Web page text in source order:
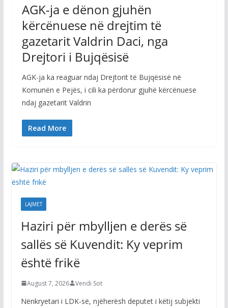
AGK-ja e dënon gjuhën
kërcënuese në drejtim të
gazetarit Valdrin Daci, nga
Drejtori i Bujqësisë
AGK-ja ka reaguar ndaj Drejtorit të Bujqësisë në
Komunën e Pejës, i cili ka përdorur gjuhë kërcënuese
ndaj gazetarit Valdrin
Read More
LAJMET
Haziri për mbylljen e derës së
sallës së Kuvendit: Ky veprim
është frikë
August 7, 2026 Vendi Sot
Nënkryetari i LDK-së, njëherësh deputet i këtij subjekti